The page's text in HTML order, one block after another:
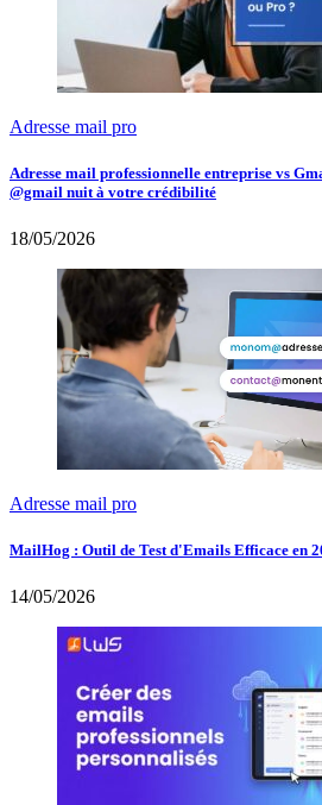
Adresse mail pro
Adresse mail professionnelle entreprise vs
@gmail nuit à votre crédibilité
18/05/2026
Adresse mail pro
MailHog : Outil de Test d'Emails Efficace en
14/05/2026